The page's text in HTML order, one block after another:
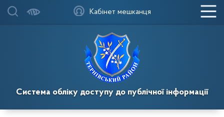
Система обліку доступу до публічної інформації
Кабінет мешканця